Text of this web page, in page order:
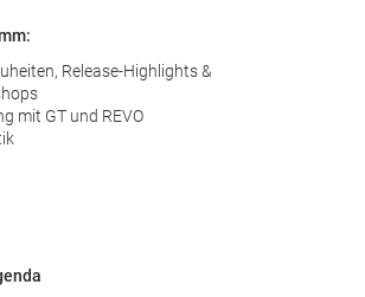
Release-Highlights &
mit GT und REVO